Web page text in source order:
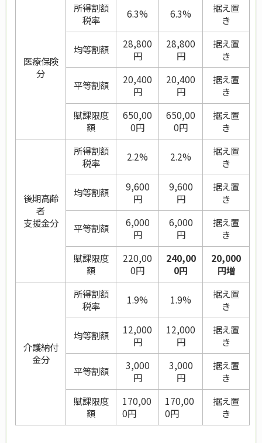
医療保険
分
所得割額
税率
6.3% 6.3%
据え置
き
均等割額
28,800
円
28,800
円
据え置
き
平等割額
20,400
円
20,400
円
据え置
き
賦課限度
額
650,00
0円
650,00
0円
据え置
き
後期高齢
者
支援金分
所得割額
税率
2.2% 2.2%
据え置
き
均等割額
9,600
円
9,600
円
据え置
き
平等割額
6,000
円
6,000
円
据え置
き
賦課限度
額
220,00
0円
240,00
0円
20,000
円増
介護納付
金分
所得割額
税率
1.9% 1.9%
据え置
き
均等割額
12,000
円
12,000
円
据え置
き
平等割額
3,000
円
3,000
円
据え置
き
賦課限度
額
170,00
0円
170,00
0円
据え置
き